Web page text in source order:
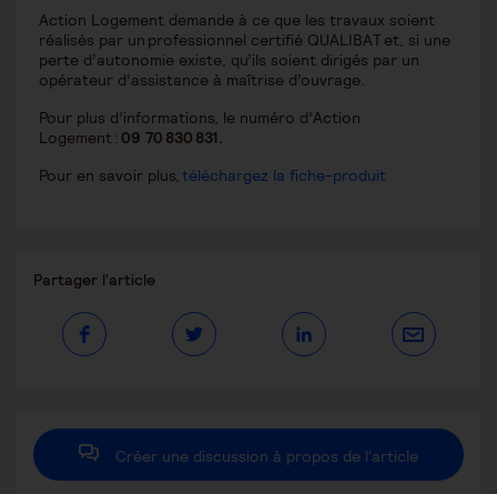
Action Logement demande à ce que les travaux soient
réalisés par un professionnel certifié QUALIBAT et, si une
perte d’autonomie existe, qu’ils soient dirigés par un
opérateur d’assistance à maîtrise d’ouvrage.
Pour plus d’informations, le numéro d’Action
Logement :09 70 830 831.
Pour en savoir plus,téléchargez la fiche-produit
Partager l'articlePartager
contenu
Ouvrir
dans
Ouvrir
dans
Ouvrir
dans
Créer une discussion à propos de l'article